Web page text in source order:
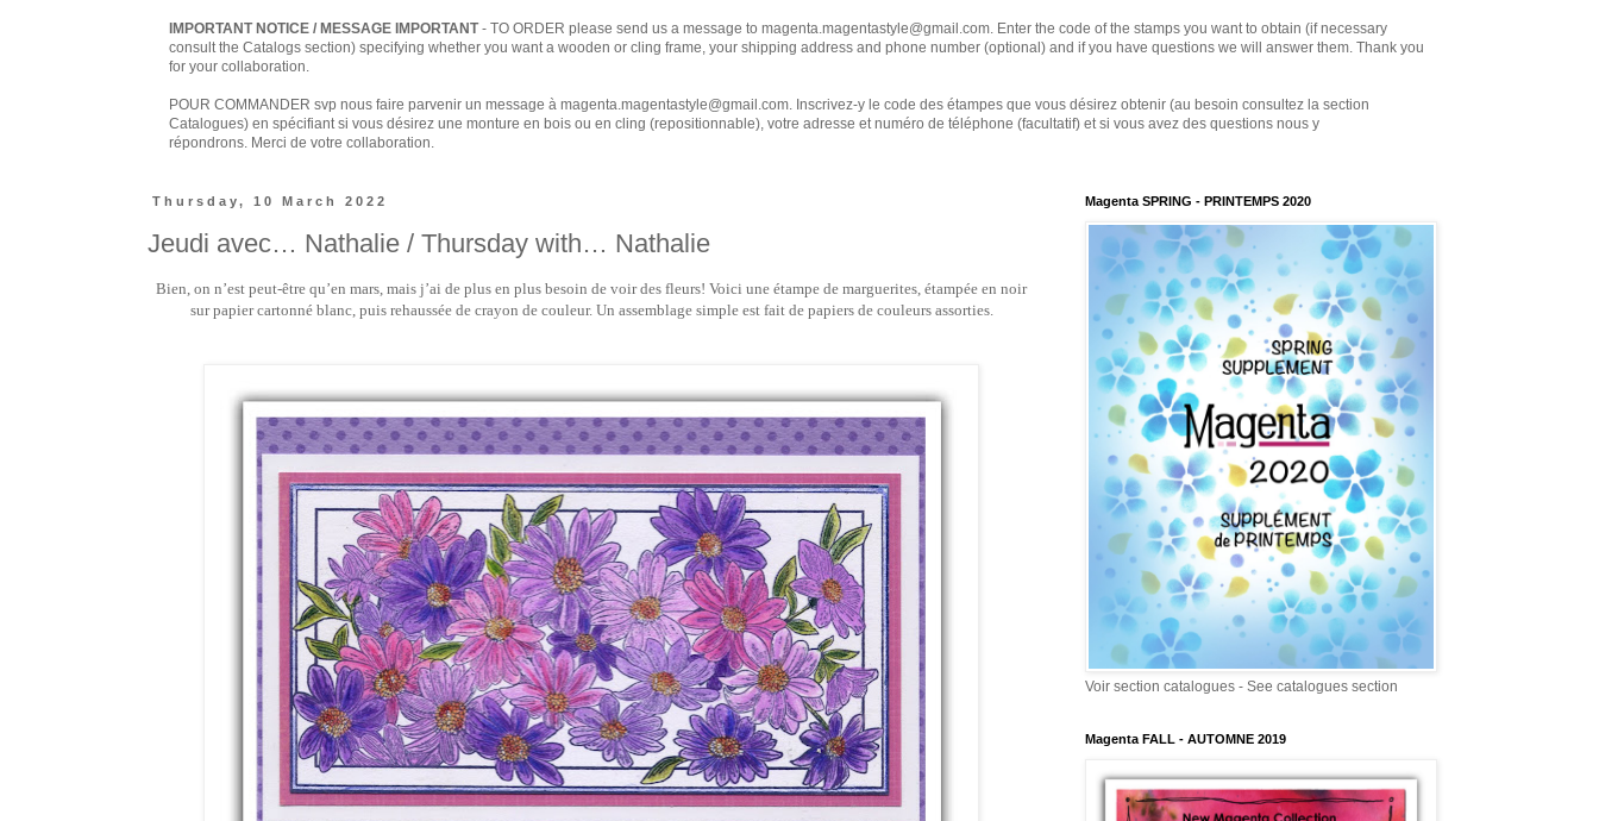
IMPORTANT NOTICE / MESSAGE IMPORTANT- TO ORDER please send us a message to magenta.magentastyle@gmail.com. Enter the code of the stamps you want to obtain (if necessary
consult the Catalogs section) specifying whether you want a wooden or cling frame, your shipping address and phone number (optional) and if you have questions we will answer them. Thank you
for your collaboration.
POUR COMMANDER svp nous faire parvenir un message à magenta.magentastyle@gmail.com. Inscrivez-y le code des étampes que vous désirez obtenir (au besoin consultez la section
Catalogues) en spécifiant si vous désirez une monture en bois ou en cling (repositionnable), votre adresse et numéro de téléphone (facultatif) et si vous avez des questions nous y
répondrons. Merci de votre collaboration.
Thursday, 10 March 2022
Jeudi avec… Nathalie / Thursday with… Nathalie
Bien, on n’est peut-être qu’en mars, mais j’ai de plus en plus besoin de voir des fleurs! Voici une étampe de marguerites, étampée en noir
sur papier cartonné blanc, puis rehaussée de crayon de couleur. Un assemblage simple est fait de papiers de couleurs assorties.
Magenta SPRING - PRINTEMPS 2020
Voir section catalogues - See catalogues section
Magenta FALL - AUTOMNE 2019